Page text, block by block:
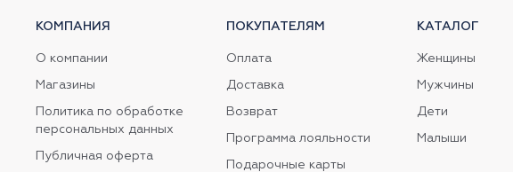
КОМПАНИЯ
О компании
Магазины
Политика по обработке
персональных данных
Публичная оферта
ПОКУПАТЕЛЯМ
Оплата
Доставка
Возврат
Программа лояльности
Подарочные карты
КАТАЛОГ
Женщины
Мужчины
Дети
Малыши